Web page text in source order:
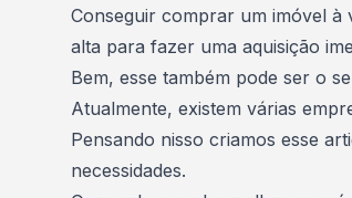
Conseguir comprar um imóvel à
alta para fazer uma aquisição
Bem, esse também pode ser o
Atualmente, existem várias
Pensando nisso criamos esse
necessidades.